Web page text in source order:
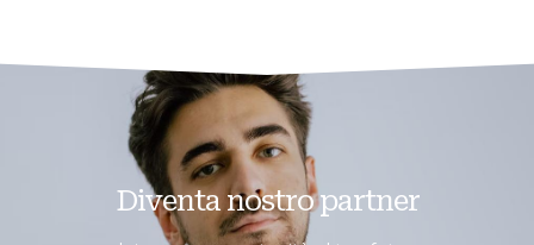
Diventa nostro partner